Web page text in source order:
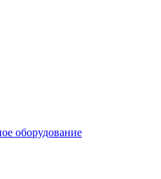
оборудование